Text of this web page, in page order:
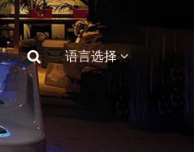
语言选择